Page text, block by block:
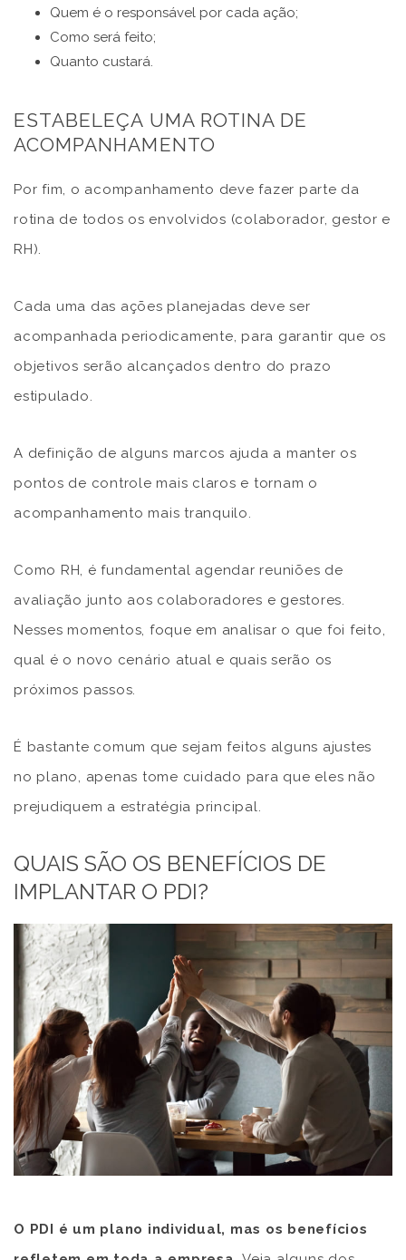
Quem é o responsável por cada ação;
Como será feito;
Quanto custará.
ESTABELEÇA UMA ROTINA DE
ACOMPANHAMENTO
Por fim, o acompanhamento deve fazer parte da
rotina de todos os envolvidos (colaborador, gestor e
RH).
Cada uma das ações planejadas deve ser
acompanhada periodicamente, para garantir que os
objetivos serão alcançados dentro do prazo
estipulado.
A definição de alguns marcos ajuda a manter os
pontos de controle mais claros e tornam o
acompanhamento mais tranquilo.
Como RH, é fundamental agendar reuniões de
avaliação junto aos colaboradores e gestores.
Nesses momentos, foque em analisar o que foi feito,
qual é o novo cenário atual e quais serão os
próximos passos.
É bastante comum que sejam feitos alguns ajustes
no plano, apenas tome cuidado para que eles não
prejudiquem a estratégia principal.
QUAIS SÃO OS BENEFÍCIOS DE
IMPLANTAR O PDI?
O PDI é um plano individual, mas os benefícios